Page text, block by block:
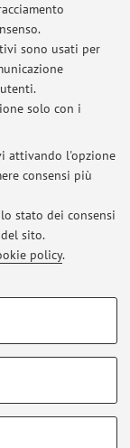
sono usati per
solo con i
attivando l'opzione
consensi più
stato dei consensi
sito.
policy.
d’esame.
del sito.
01131710376